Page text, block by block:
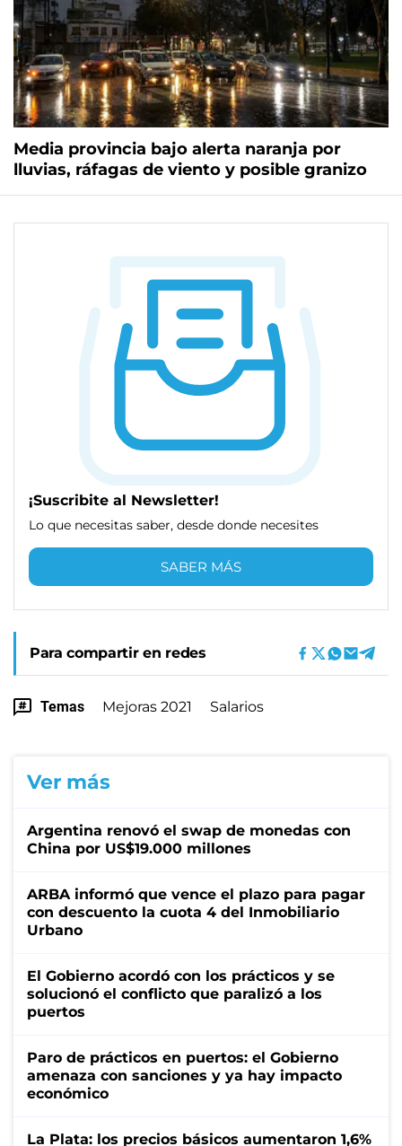
Media provincia bajo alerta naranja por
lluvias, ráfagas de viento y posible granizo
¡Suscribite al Newsletter!
Lo que necesitas saber, desde donde necesites
SABER MÁS
Para compartir en redes
Temas Mejoras 2021 Salarios
Ver más
Argentina renovó el swap de monedas con
China por US$19.000 millones
ARBA informó que vence el plazo para pagar
con descuento la cuota 4 del Inmobiliario
Urbano
El Gobierno acordó con los prácticos y se
solucionó el conflicto que paralizó a los
puertos
Paro de prácticos en puertos: el Gobierno
amenaza con sanciones y ya hay impacto
económico
La Plata: los precios básicos aumentaron 1,6%